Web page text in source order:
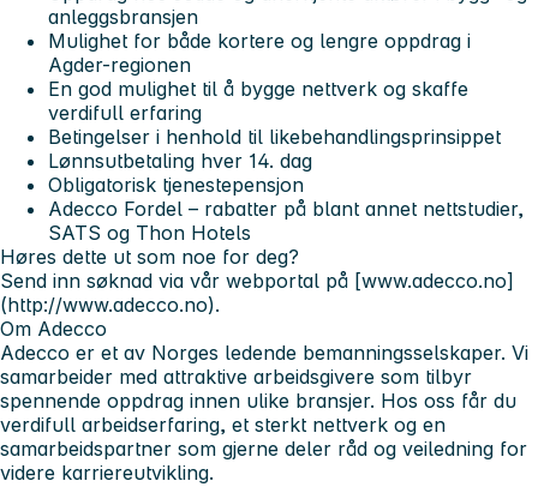
anleggsbransjen
Mulighet for både kortere og lengre oppdrag i
Agder-regionen
En god mulighet til å bygge nettverk og skaffe
verdifull erfaring
Betingelser i henhold til likebehandlingsprinsippet
Lønnsutbetaling hver 14. dag
Obligatorisk tjenestepensjon
Adecco Fordel – rabatter på blant annet nettstudier,
SATS og Thon Hotels
Høres dette ut som noe for deg?
Send inn søknad via vår webportal på [www.adecco.no]
(http://www.adecco.no).
Om Adecco
Adecco er et av Norges ledende bemanningsselskaper. Vi
samarbeider med attraktive arbeidsgivere som tilbyr
spennende oppdrag innen ulike bransjer. Hos oss får du
verdifull arbeidserfaring, et sterkt nettverk og en
samarbeidspartner som gjerne deler råd og veiledning for
videre karriereutvikling.